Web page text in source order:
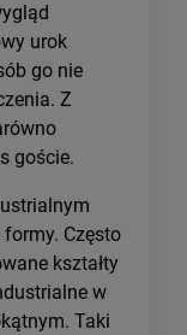
urok
go nie
Z
goście.
Często
kształty
w
Taki